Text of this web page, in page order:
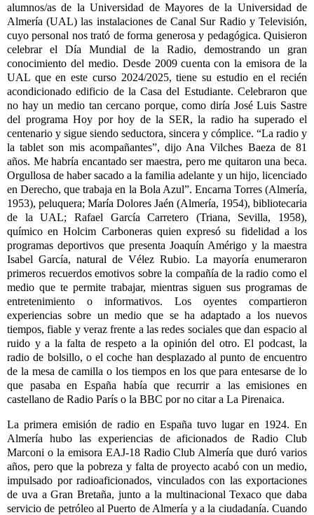
alumnos/as de la Universidad de Mayores de la Universidad de
Almería (UAL) las instalaciones de Canal Sur Radio y Televisión,
cuyo personal nos trató de forma generosa y pedagógica. Quisieron
celebrar el Día Mundial de la Radio, demostrando un gran
conocimiento del medio. Desde 2009 cuenta con la emisora de la
UAL que en este curso 2024/2025, tiene su estudio en el recién
acondicionado edificio de la Casa del Estudiante. Celebraron que
no hay un medio tan cercano porque, como diría José Luis Sastre
del programa Hoy por hoy de la SER, la radio ha superado el
centenario y sigue siendo seductora, sincera y cómplice. “La radio y
la tablet son mis acompañantes”, dijo Ana Vilches Baeza de 81
años. Me habría encantado ser maestra, pero me quitaron una beca.
Orgullosa de haber sacado a la familia adelante y un hijo, licenciado
en Derecho, que trabaja en la Bola Azul”. Encarna Torres (Almería,
1953), peluquera; María Dolores Jaén (Almería, 1954), bibliotecaria
de la UAL; Rafael García Carretero (Triana, Sevilla, 1958),
químico en Holcim Carboneras quien expresó su fidelidad a los
programas deportivos que presenta Joaquín Amérigo y la maestra
Isabel García, natural de Vélez Rubio. La mayoría enumeraron
primeros recuerdos emotivos sobre la compañía de la radio como el
medio que te permite trabajar, mientras siguen sus programas de
entretenimiento o informativos. Los oyentes compartieron
experiencias sobre un medio que se ha adaptado a los nuevos
tiempos, fiable y veraz frente a las redes sociales que dan espacio al
ruido y a la falta de respeto a la opinión del otro. El podcast, la
radio de bolsillo, o el coche han desplazado al punto de encuentro
de la mesa de camilla o los tiempos en los que para entesarse de lo
que pasaba en España había que recurrir a las emisiones en
castellano de Radio París o la BBC por no citar a La Pirenaica.
La primera emisión de radio en España tuvo lugar en 1924. En
Almería hubo las experiencias de aficionados de Radio Club
Marconi o la emisora EAJ-18 Radio Club Almería que duró varios
años, pero que la pobreza y falta de proyecto acabó con un medio,
impulsado por radioaficionados, vinculados con las exportaciones
de uva a Gran Bretaña, junto a la multinacional Texaco que daba
servicio de petróleo al Puerto de Almería y a la ciudadanía. Cuando